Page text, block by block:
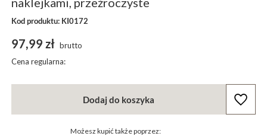
Kod produktu: KI0172
97,99 zł brutto
Cena regularna:
Dodaj do koszyka
Możesz kupić także poprzez: